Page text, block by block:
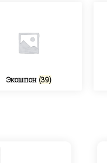
Экошпон (39)